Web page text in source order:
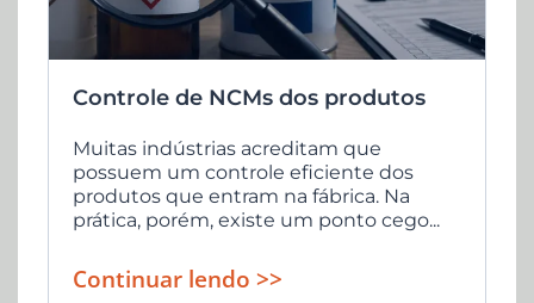
Controle de NCMs dos produtos
Muitas indústrias acreditam que
possuem um controle eficiente dos
produtos que entram na fábrica. Na
prática, porém, existe um ponto cego...
Continuar lendo >>